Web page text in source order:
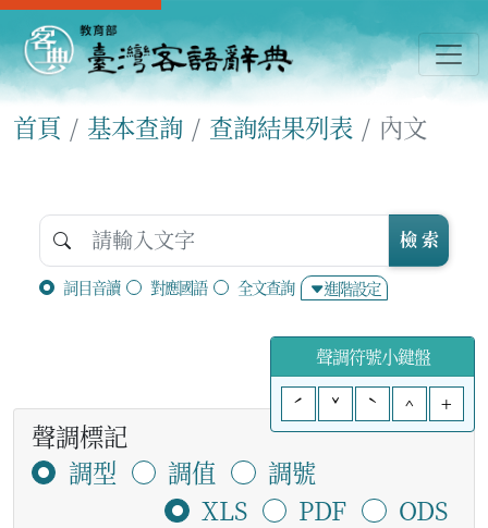
首頁 基本查詢 查詢結果列表 內文
詞目音讀 對應國語 全文查詢 進階設定
檢 索
聲調符號小鍵盤
ˊ
ˇ ˋ ^ +
聲調標記
調型
調值
調號
XLS
PDF
ODS